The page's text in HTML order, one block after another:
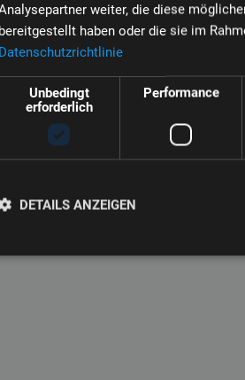
weiter, die diese
bereitgestellt haben oder die sie im
Datenschutzrichtlinie
Unbedingt
erforderlich
Performance
DETAILS ANZEIGEN